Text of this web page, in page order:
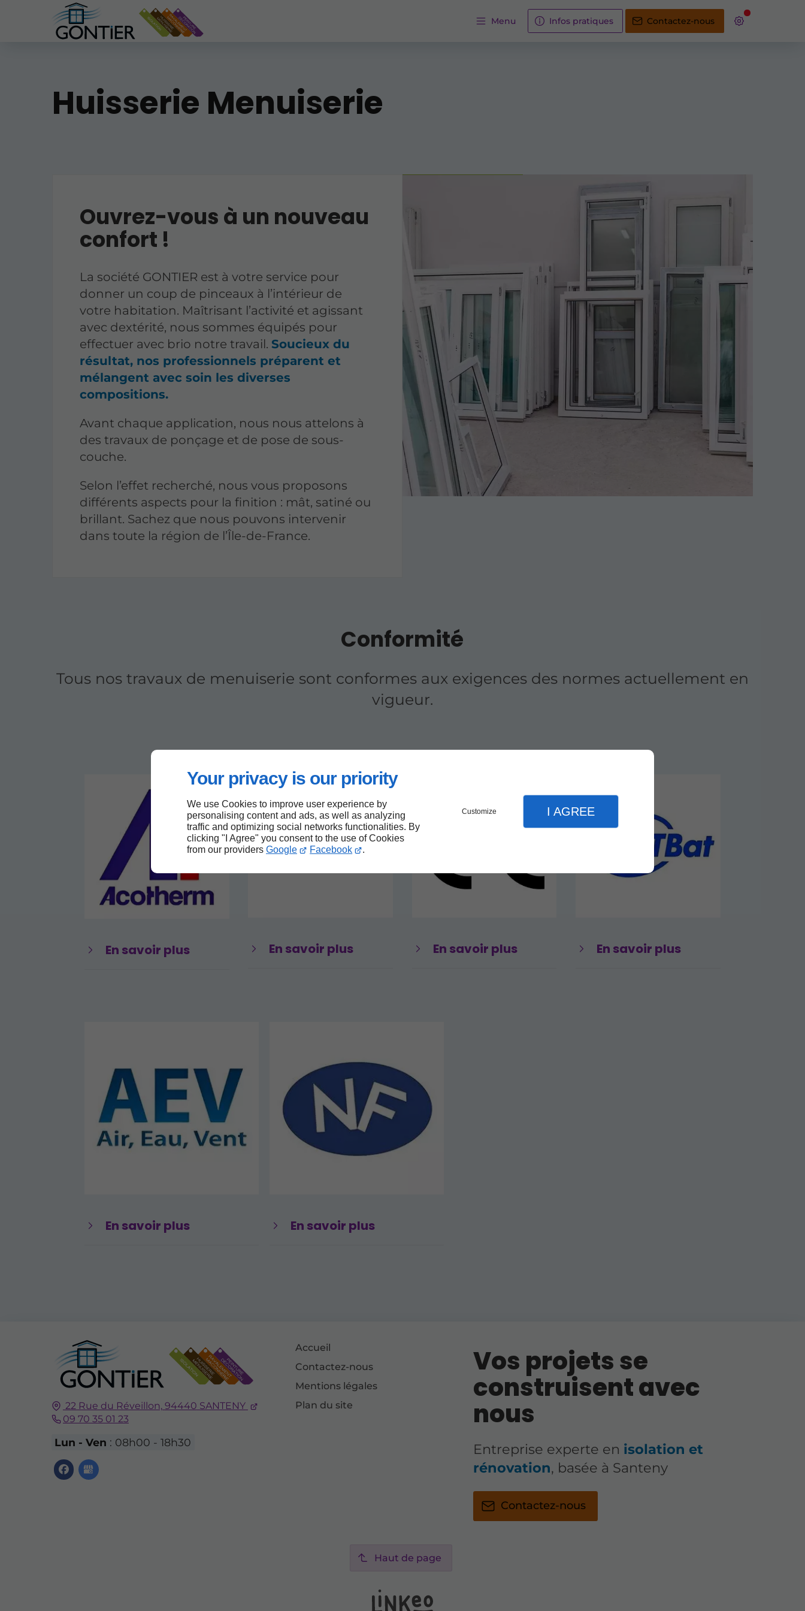
Your privacy is our priority
We use Cookies to improve user experience by
personalising content and ads, as well as analyzing
traffic and optimizing social networks functionalities. By
clicking "I Agree" you consent to the use of Cookies
from our providers Google Facebook .
Customize I AGREE
Menu Infos pratiques Contactez-nous
Huisserie Menuiserie
Ouvrez-vous à un nouveau
confort !
La société GONTIER est à votre service pour
donner un coup de pinceaux à l’intérieur de
votre habitation. Maîtrisant l’activité et agissant
avec dextérité, nous sommes équipés pour
effectuer avec brio notre travail.Soucieux du
résultat, nos professionnels préparent et
mélangent avec soin les diverses
compositions.
Avant chaque application, nous nous attelons à
des travaux de ponçage et de pose de sous-
couche.
Selon l’effet recherché, nous vous proposons
différents aspects pour la finition : mât, satiné ou
brillant. Sachez que nous pouvons intervenir
dans toute la région de l’Île-de-France.
Conformité
Tous nos travaux de menuiserie sont conformes aux exigences des normes actuellement en
vigueur.
En savoir plus En savoir plus En savoir plus En savoir plus
En savoir plus En savoir plus
22 Rue du Réveillon, 94440 SANTENY
09 70 35 01 23
Lun - Ven : 08h00 - 18h30
Accueil
Contactez-nous
Mentions légales
Plan du site
Vos projets se
construisent avec
nous
Entreprise experte en isolation et
rénovation, basée à Santeny
Contactez-nous
Haut de page